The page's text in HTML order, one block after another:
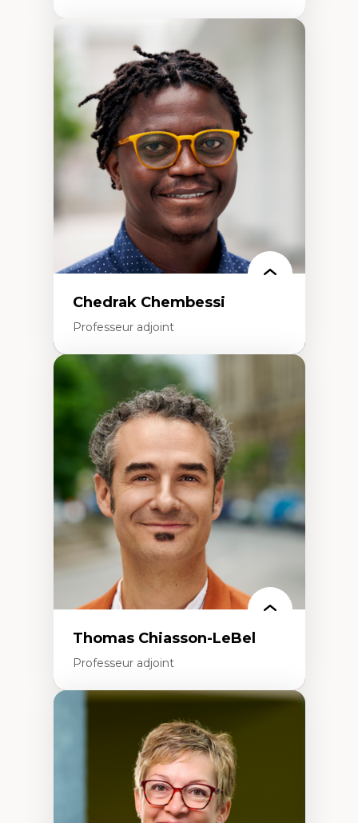
Expertises
Trajectoires migratoires
Migrations forcées
Études des frontières; Enjeux géopolitiques
des migrations
Politiques migratoires
Réfugiés
Demandeurs d’asile
Migrations irrégulières
Migrations temporaires
Migration et changement climatique
Migration et développement
Chedrak Chembessi
Professeur adjoint
Économie circulaire
Modèles d’affaires durables
Histoire des faits économiques
Gestion durable des ressources naturelles
Écologie industrielle
Aménagement durable du territoire
Développement régional
Coopératives
Télétravail en milieu rural francophone
Transition socio-écologique
Thomas Chiasson-LeBel
Professeur adjoint
Théories du développement
Économie politique comparée
Élites économiques
Sociologie économique
Extractivisme
Classes sociales
Mouvements sociaux